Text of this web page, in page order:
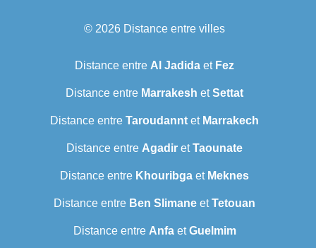
© 2026 Distance entre villes
Distance entre Al Jadida et Fez
Distance entre Marrakesh etSettat
Distance entre Taroudannt et Marrakech
Distance entre Agadir etTaounate
Distance entre Khouribga et Meknes
Distance entre Ben Slimane etTetouan
Distance entre AnfaetGuelmim